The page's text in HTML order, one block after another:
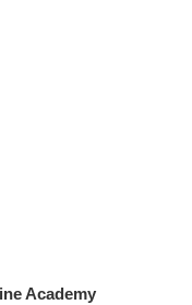
Academy